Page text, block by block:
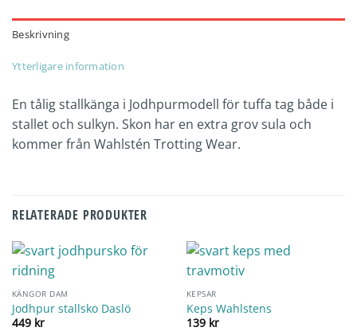
Beskrivning
Ytterligare information
En tålig stallkänga i Jodhpurmodell för tuffa tag både i
stallet och sulkyn. Skon har en extra grov sula och
kommer från Wahlstén Trotting Wear.
RELATERADE PRODUKTER
KÄNGOR DAM
Jodhpur stallsko Daslö
449 kr
KEPSAR
Keps Wahlstens
139 kr